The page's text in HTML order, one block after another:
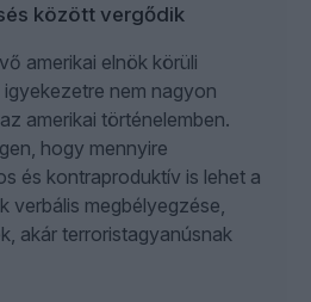
között vergődik
amerikai elnök körüli
nem nagyon
amerikai történelemben.
hogy mennyire
és kontraproduktív is lehet a
verbális megbélyegzése,
akár terroristagyanúsnak